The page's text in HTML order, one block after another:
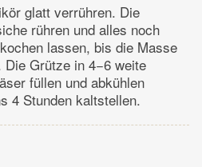
glatt verrühren. Die
rühren und alles noch
lassen, bis die Masse
Grütze in 4−6 weite
füllen und abkühlen
4 Stunden kaltstellen.